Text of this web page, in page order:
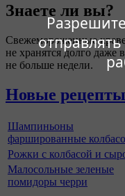
Знаете ли вы?
Свежемороженные
не хранятся долго
не больше недели.
Новые рецепты
Шампиньоны
фаршированные
Рожки с колбасой и
Малосольные зеленые
помидоры черри